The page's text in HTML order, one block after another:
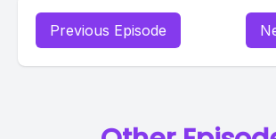
Previous Episode